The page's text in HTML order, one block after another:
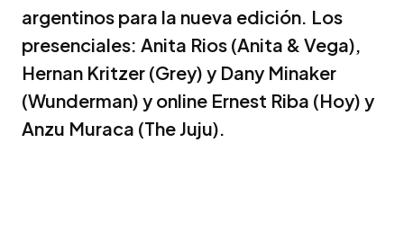
argentinos para la nueva edición. Los
presenciales: Anita Rios (Anita & Vega),
Hernan Kritzer (Grey) y Dany Minaker
(Wunderman) y online Ernest Riba (Hoy) y
Anzu Muraca (The Juju).